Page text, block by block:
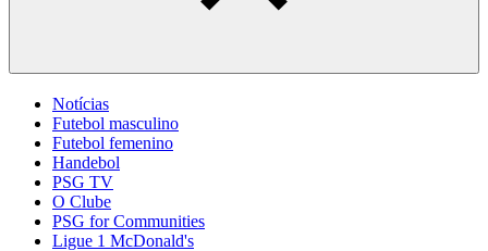
Notícias
Futebol masculino
Futebol femenino
Handebol
PSG TV
O Clube
PSG for Communities
Ligue 1 McDonald's